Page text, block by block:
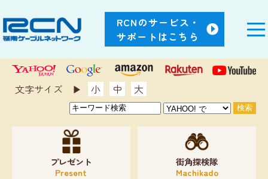
RCNのサービス・
サポートはこちら
文字サイズ ▶︎ 小 中 大
プレゼント
Present
街角探検隊
Machikado